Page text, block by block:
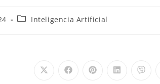
Inteligencia Artificial